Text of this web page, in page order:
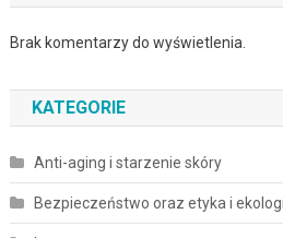
Brak komentarzy do wyświetlenia.
KATEGORIE
Anti-aging i starzenie skóry
Bezpieczeństwo oraz etyka i